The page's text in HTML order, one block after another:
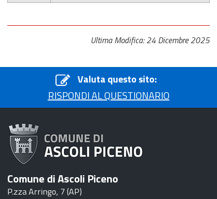
Ultima Modifica: 24 Dicembre 2025
Valuta questo sito:
RISPONDI AL QUESTIONARIO
Comune di Ascoli Piceno
P.zza Arringo, 7 (AP)